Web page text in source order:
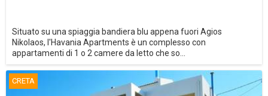
Situato su una spiaggia bandiera blu appena fuori Agios
Nikolaos, l'Havania Apartments è un complesso con
appartamenti di 1 o 2 camere da letto che so...
CRETA